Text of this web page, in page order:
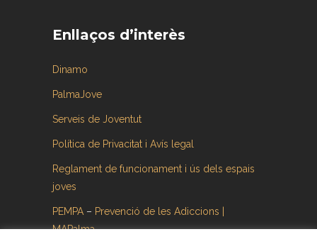
Enllaços d’interès
Dinamo
PalmaJove
Serveis de Joventut
Política de Privacitat i Avís legal
Reglament de funcionament i ús dels espais
joves
PEMPA – Prevenció de les Adiccions |
MAPalma